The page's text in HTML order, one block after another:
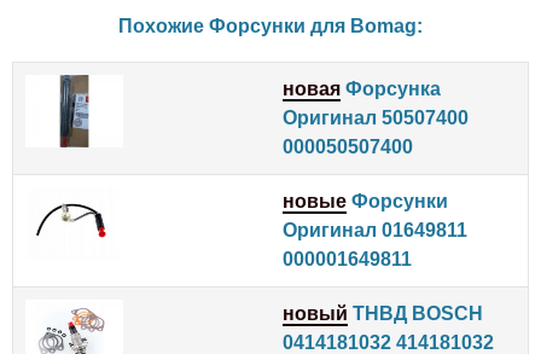
Похожие Форсунки для Bomag:
новая Форсунка
Оригинал 50507400
000050507400
новые Форсунки
Оригинал 01649811
000001649811
новый ТНВД BOSCH
0414181032 414181032